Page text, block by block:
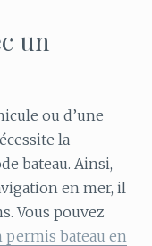
un
ou d’une
la
bateau. Ainsi,
en mer, il
Vous pouvez
permis bateau en